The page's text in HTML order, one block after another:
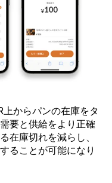
からパンの在庫をタ
要と供給をより正確
在庫切れを減らし、
ることが可能になり